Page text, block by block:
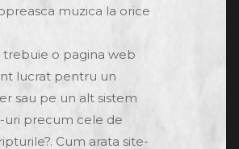
muzica la orice
trebuie o pagina web
lucrat pentru un
sau pe un alt sistem
uri precum cele de
Cum arata site-